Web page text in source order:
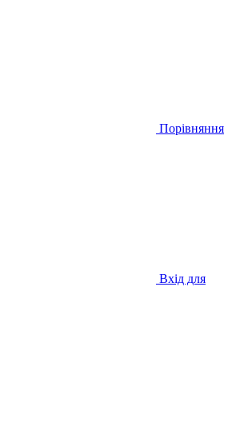
Порівняння
Вхід для